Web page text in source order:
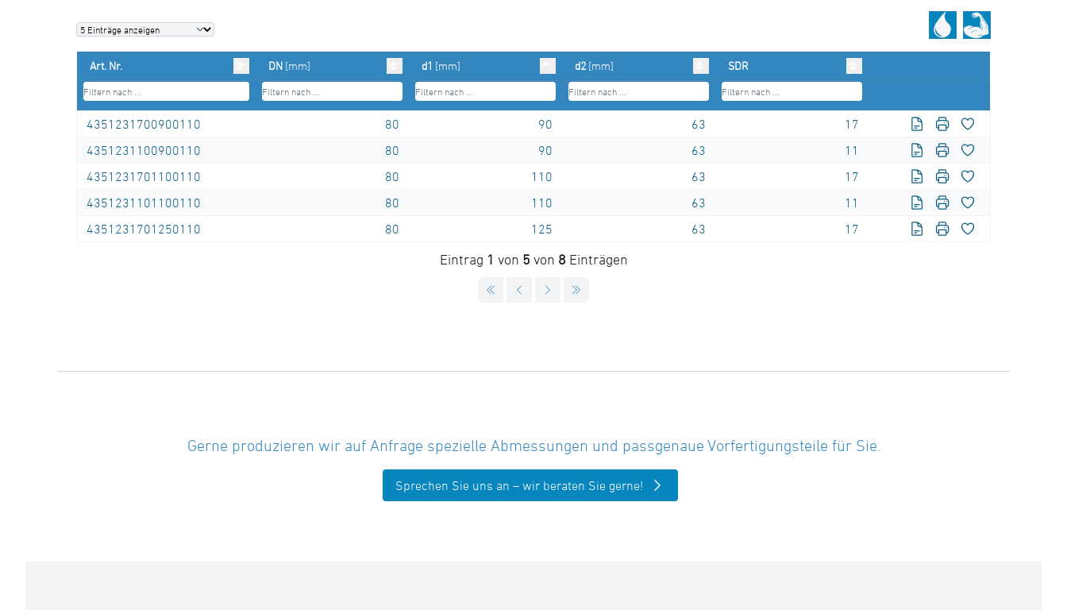
Art. Nr. DN [mm] d1 [mm] d2 [mm] SDR
4351231700900110 80 90 63
17
4351231100900110
80 90 63
11
4351231701100110
80 110 63
17
4351231101100110
80 110 63
11
4351231701250110
80 125 63 17
Eintrag 1 von 5 von 8Einträgen
Gerne produzieren wir auf Anfrage spezielle Abmessungen und passgenaue Vorfertigungsteile für Sie.
Sprechen Sie uns an – wir beraten Sie gerne!